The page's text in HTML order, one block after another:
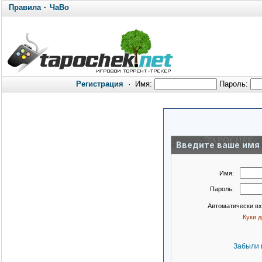
Правила· ЧаВо
Регистрация · Имя: Пароль:
Введите ваше имя
Имя:
Пароль:
Автоматически
Куки
Забыли